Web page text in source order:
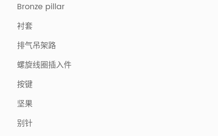
Bronze pillar
衬套
排气吊架路
螺旋线圈插入件
按键
坚果
别针